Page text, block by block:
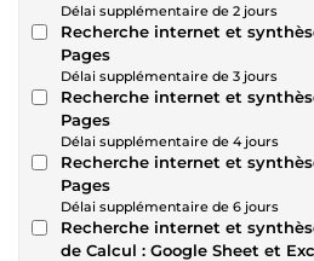
Délai supplémentaire de 2 jours
Recherche internet et
Pages
Délai supplémentaire de 3 jours
Recherche internet et
Pages
Délai supplémentaire de 4 jours
Recherche internet et
Pages
Délai supplémentaire de 6 jours
Recherche internet et
de Calcul : Google Sheet et